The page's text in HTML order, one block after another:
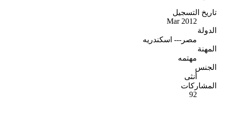
تاريخ التسجيل
Mar 2012
الدولة
مصر--- اسكندريه
المهنة
مهتمه
الجنس
أنثى
المشاركات
92